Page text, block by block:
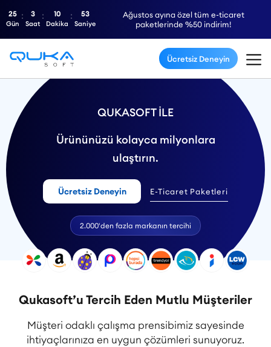
Ağustos ayına özel tüm e-ticaret
paketlerinde %50 indirim!
25
Gün
3
Saat
10
Dakika
52
Saniye
Ücretsiz Deneyin
QUKASOFT İLE
Ürününüzü kolayca milyonlara
ulaştırın.
Ücretsiz Deneyin E-Ticaret Paketleri
2.000'den fazla markanın tercihi
Qukasoft’u Tercih Eden Mutlu Müşteriler
Müşteri odaklı çalışma prensibimiz sayesinde
ihtiyaçlarınıza en uygun çözümleri sunuyoruz.